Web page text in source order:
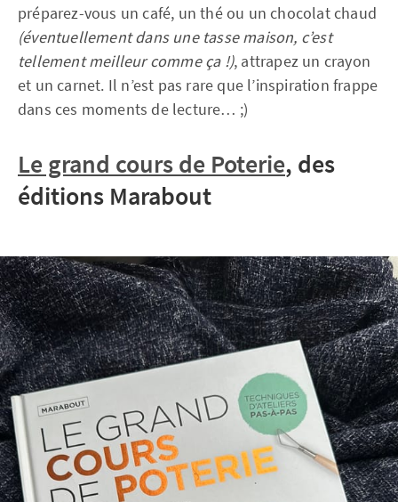
préparez-vous un café, un thé ou un chocolat chaud
(éventuellement dans une tasse maison, c’est
tellement meilleur comme ça !), attrapez un crayon
et un carnet. Il n’est pas rare que l’inspiration frappe
dans ces moments de lecture… ;)
Le grand cours de Poterie, des
éditions Marabout